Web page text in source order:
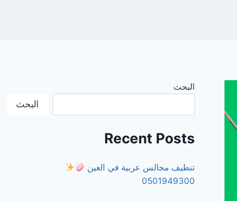
البحث
البحث
Recent Posts
تنظيف مجالس عربية في العين
0501949300